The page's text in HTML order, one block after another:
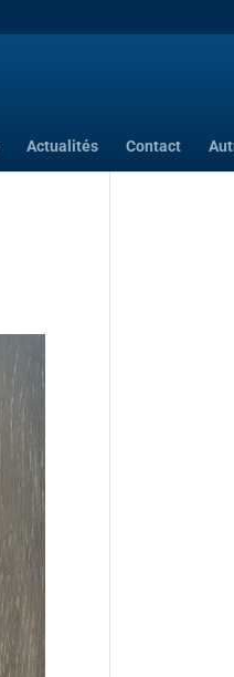
Actualités Contact